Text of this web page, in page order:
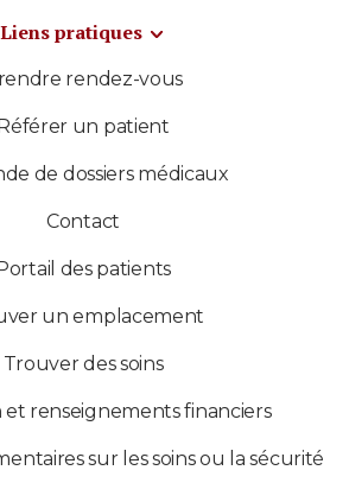
Liens pratiques
rendez-vous
Référer un patient
de dossiers médicaux
Contact
Portail des patients
un emplacement
Trouver des soins
et renseignements financiers
sur les soins ou la sécurité